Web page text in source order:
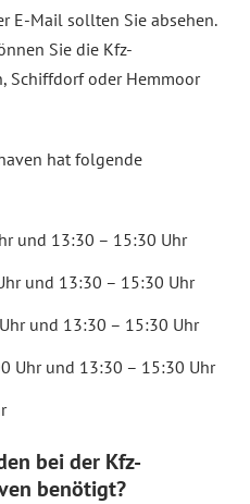
E-Mail sollten Sie absehen.
Sie die Kfz-
Schiffdorf oder Hemmoor
hat folgende
und 13:30 – 15:30 Uhr
und 13:30 – 15:30 Uhr
und 13:30 – 15:30 Uhr
Uhr und 13:30 – 15:30 Uhr
bei der Kfz-
benötigt?